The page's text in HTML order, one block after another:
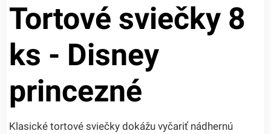
Tortové sviečky 8
ks - Disney
princezné
Klasické tortové sviečky dokážu vyčariť nádhernú